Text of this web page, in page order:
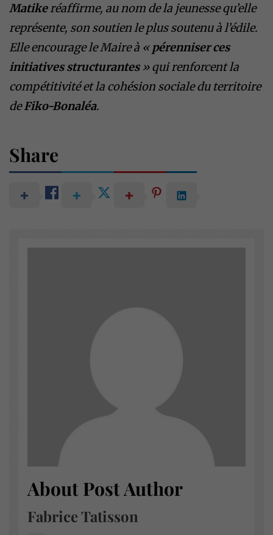
Matikeréaffirme, au nom de la jeunesse qu’elle
représente, son soutien le plus soutenu à l’édile.
Elle encourage le Maire à « pérenniser ces
initiatives structurantes» qui renforcent la
compétitivité et la cohésion sociale du territoire
deFiko-Bonaléa.
Share
About Post Author
Fabrice Tatisson